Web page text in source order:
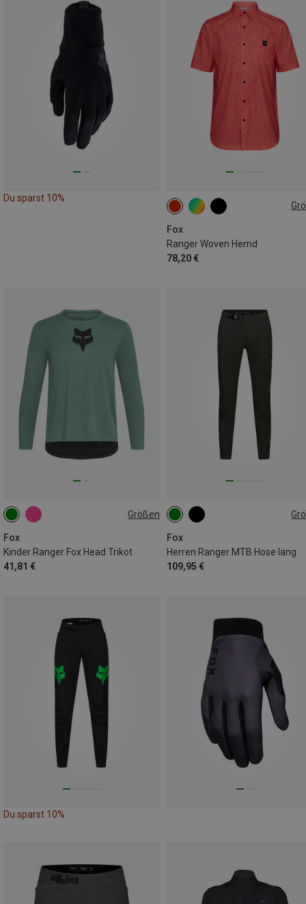
Du sparst 10%
Fox
Ranger Woven Hemd
78,20 €
S M XL
Größen
Fox
Kinder Ranger Fox Head Trikot
41,81 €
128|134
Fox
Herren Ranger MTB Hose lang
109,95 €
S M
Du sparst 10%